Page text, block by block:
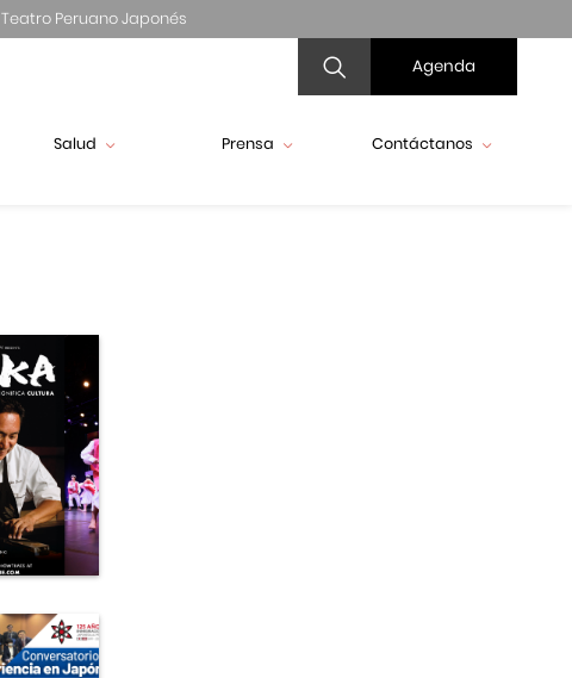
Teatro Peruano Japonés
Agenda
Salud Prensa Contáctanos